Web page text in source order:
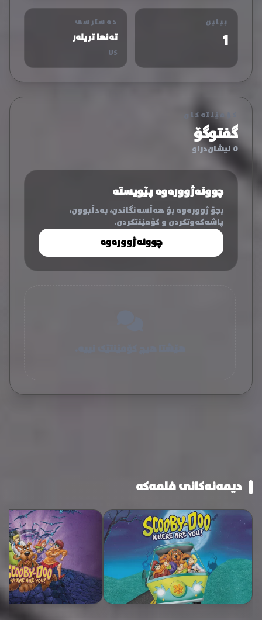
بینین
1
دەسترسی
تەنها تریلەر
US
کۆمێنتەکان
گفتوگۆ
0 نیشان‌دراو
چوونەژوورەوە پێویستە
بچۆ ژوورەوە بۆ هەڵسەنگاندن، بەدڵبوون،
پاشەکەوتکردن و کۆمێنتکردن.
چوونەژوورەوە
دیمەنەکانی فلمەکە